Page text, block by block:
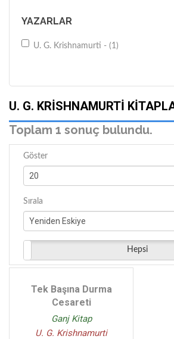
YAZARLAR
U. G. Krishnamurti - (1)
U. G. KRISHNAMURTI
Toplam 1 sonuç bulundu.
Göster
Sırala
Hepsi
Tek Başına Durma
Cesareti
Ganj Kitap
U. G. Krishnamurti